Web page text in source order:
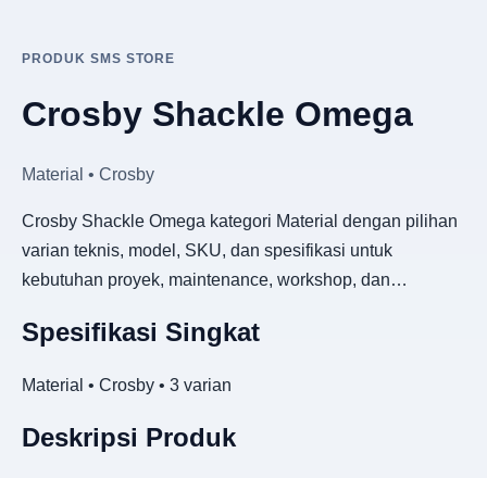
PRODUK SMS STORE
Crosby Shackle Omega
Material • Crosby
Crosby Shackle Omega kategori Material dengan pilihan
varian teknis, model, SKU, dan spesifikasi untuk
kebutuhan proyek, maintenance, workshop, dan…
Spesifikasi Singkat
Material • Crosby • 3 varian
Deskripsi Produk